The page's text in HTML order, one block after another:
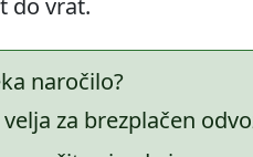
Novice
Obrazci
do vrat.
naročilo?
za brezplačen